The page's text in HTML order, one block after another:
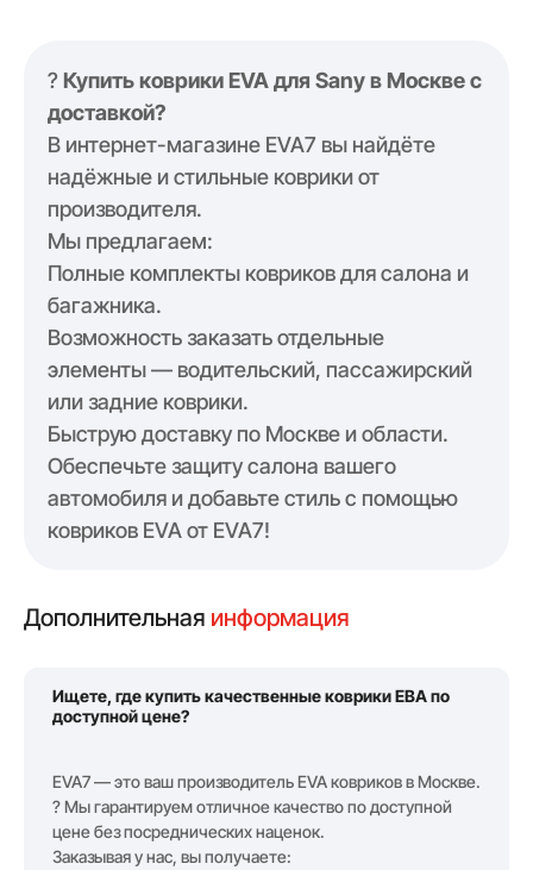
? Купить коврики EVA для Sany в Москве с
доставкой?
В интернет-магазине EVA7 вы найдёте
надёжные и стильные коврики от
производителя.
Мы предлагаем:
Полные комплекты ковриков для салона и
багажника.
Возможность заказать отдельные
элементы — водительский, пассажирский
или задние коврики.
Быструю доставку по Москве и области.
Обеспечьте защиту салона вашего
автомобиля и добавьте стиль с помощью
ковриков EVA от EVA7!
Дополнительная информация
Ищете, где купить качественные коврики ЕВА по
доступной цене?
EVA7 — это ваш производитель EVA ковриков в Москве.
? Мы гарантируем отличное качество по доступной
цене без посреднических наценок.
Заказывая у нас, вы получаете: